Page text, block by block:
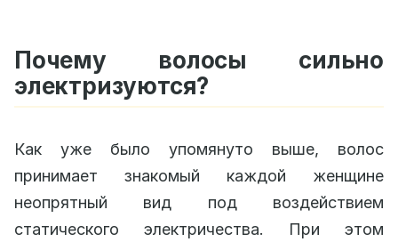
Почему волосы сильно
электризуются?
Как уже было упомянуто выше, волос
принимает знакомый каждой женщине
неопрятный вид под воздействием
статического электричества. При этом